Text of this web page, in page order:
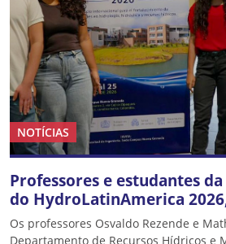
NOTÍCIAS
Professores e estudantes
do HydroLatinAmerica
Os professores Osvaldo Rezende e
Departamento de Recursos Hídricos e